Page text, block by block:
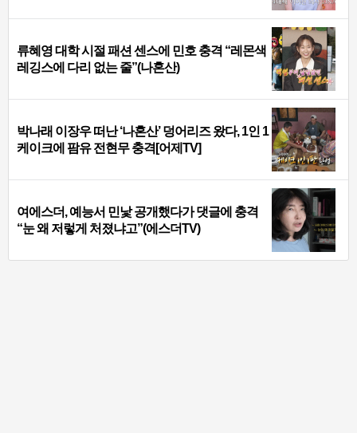
류혜영 대학 시절 패션 센스에 민호 충격 “레몬색
레깅스에 다리 없는 줄”(나혼산)
박나래 이장우 떠난 ‘나혼산’ 덩어리즈 왔다, 1인 1
케이크에 팜유 전현무 충격[어제TV]
여에스더, 예능서 민낯 공개했다가 댓글에 충격
“눈 왜 저렇게 처졌냐고”(에스더TV)